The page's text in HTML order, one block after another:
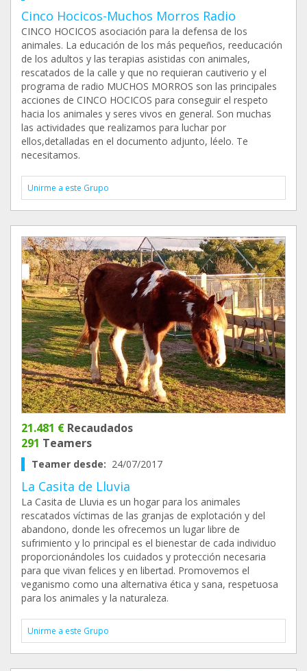
Cinco Hocicos-Muchos Morros Radio
CINCO HOCICOS asociación para la defensa de los
animales. La educación de los más pequeños, reeducación
de los adultos y las terapias asistidas con animales,
rescatados de la calle y que no requieran cautiverio y el
programa de radio MUCHOS MORROS son las principales
acciones de CINCO HOCICOS para conseguir el respeto
hacia los animales y seres vivos en general. Son muchas
las actividades que realizamos para luchar por
ellos,detalladas en el documento adjunto, léelo. Te
necesitamos.
Unirme a este Grupo
21.481 € Recaudados
291 Teamers
Teamer desde: 24/07/2017
La Casita de Lluvia
La Casita de Lluvia es un hogar para los animales
rescatados víctimas de las granjas de explotación y del
abandono, donde les ofrecemos un lugar libre de
sufrimiento y lo principal es el bienestar de cada individuo
proporcionándoles los cuidados y protección necesaria
para que vivan felices y en libertad. Promovemos el
veganismo como una alternativa ética y sana, respetuosa
para los animales y la naturaleza.
Unirme a este Grupo